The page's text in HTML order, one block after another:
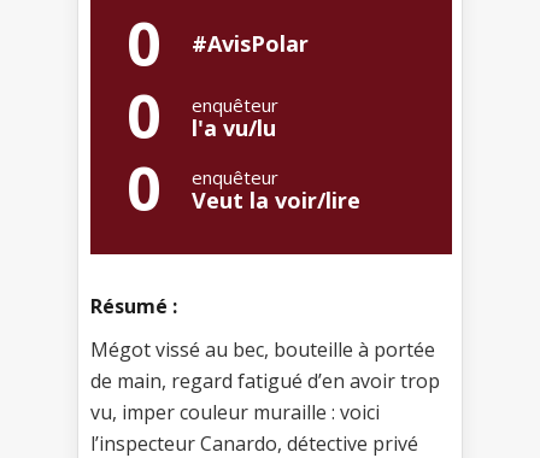
0 #AvisPolar
0 enquêteur
l'a vu/lu
0 enquêteur
Veut la voir/lire
Résumé :
Mégot vissé au bec, bouteille à portée
de main, regard fatigué d’en avoir trop
vu, imper couleur muraille : voici
l’inspecteur Canardo, détective privé